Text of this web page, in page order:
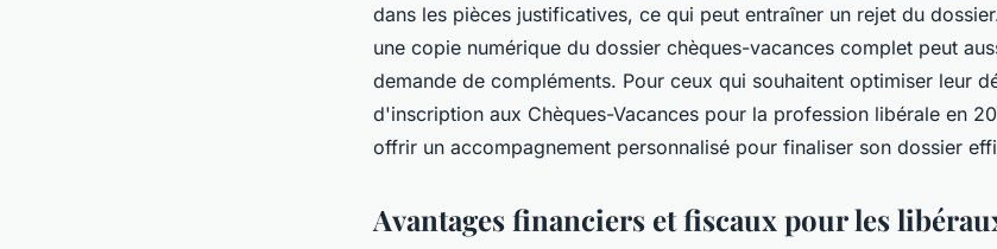
dans les pièces justificatives, ce qui peut entraîner un rejet du
une copie numérique du dossier chèques-vacances complet peut
demande de compléments. Pour ceux qui souhaitent optimiser leur
d'inscription aux Chèques-Vacances pour la profession libérale en
offrir un accompagnement personnalisé pour finaliser son dossier
Avantages financiers et fiscaux pour les